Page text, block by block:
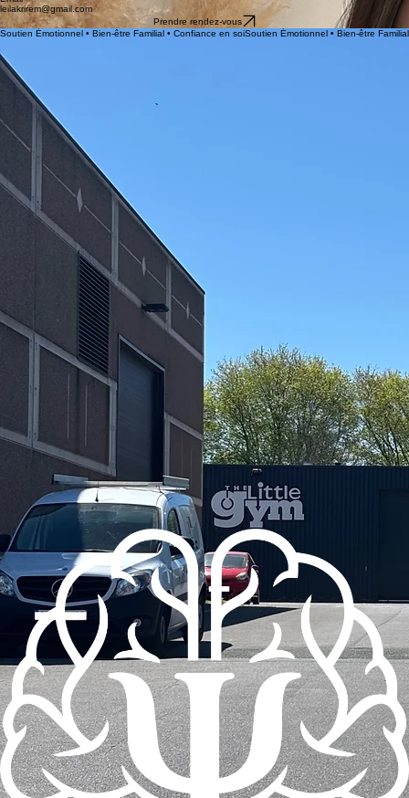
+32 497 66 26 65
Email
leilakrirem@gmail.com
Soutien Émotionnel • Bien-être Familial • Confiance en soi